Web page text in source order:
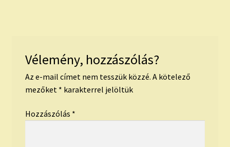
Vélemény, hozzászólás?
Az e-mail címet nem tesszük közzé. A kötelező
mezőket * karakterrel jelöltük
Hozzászólás *